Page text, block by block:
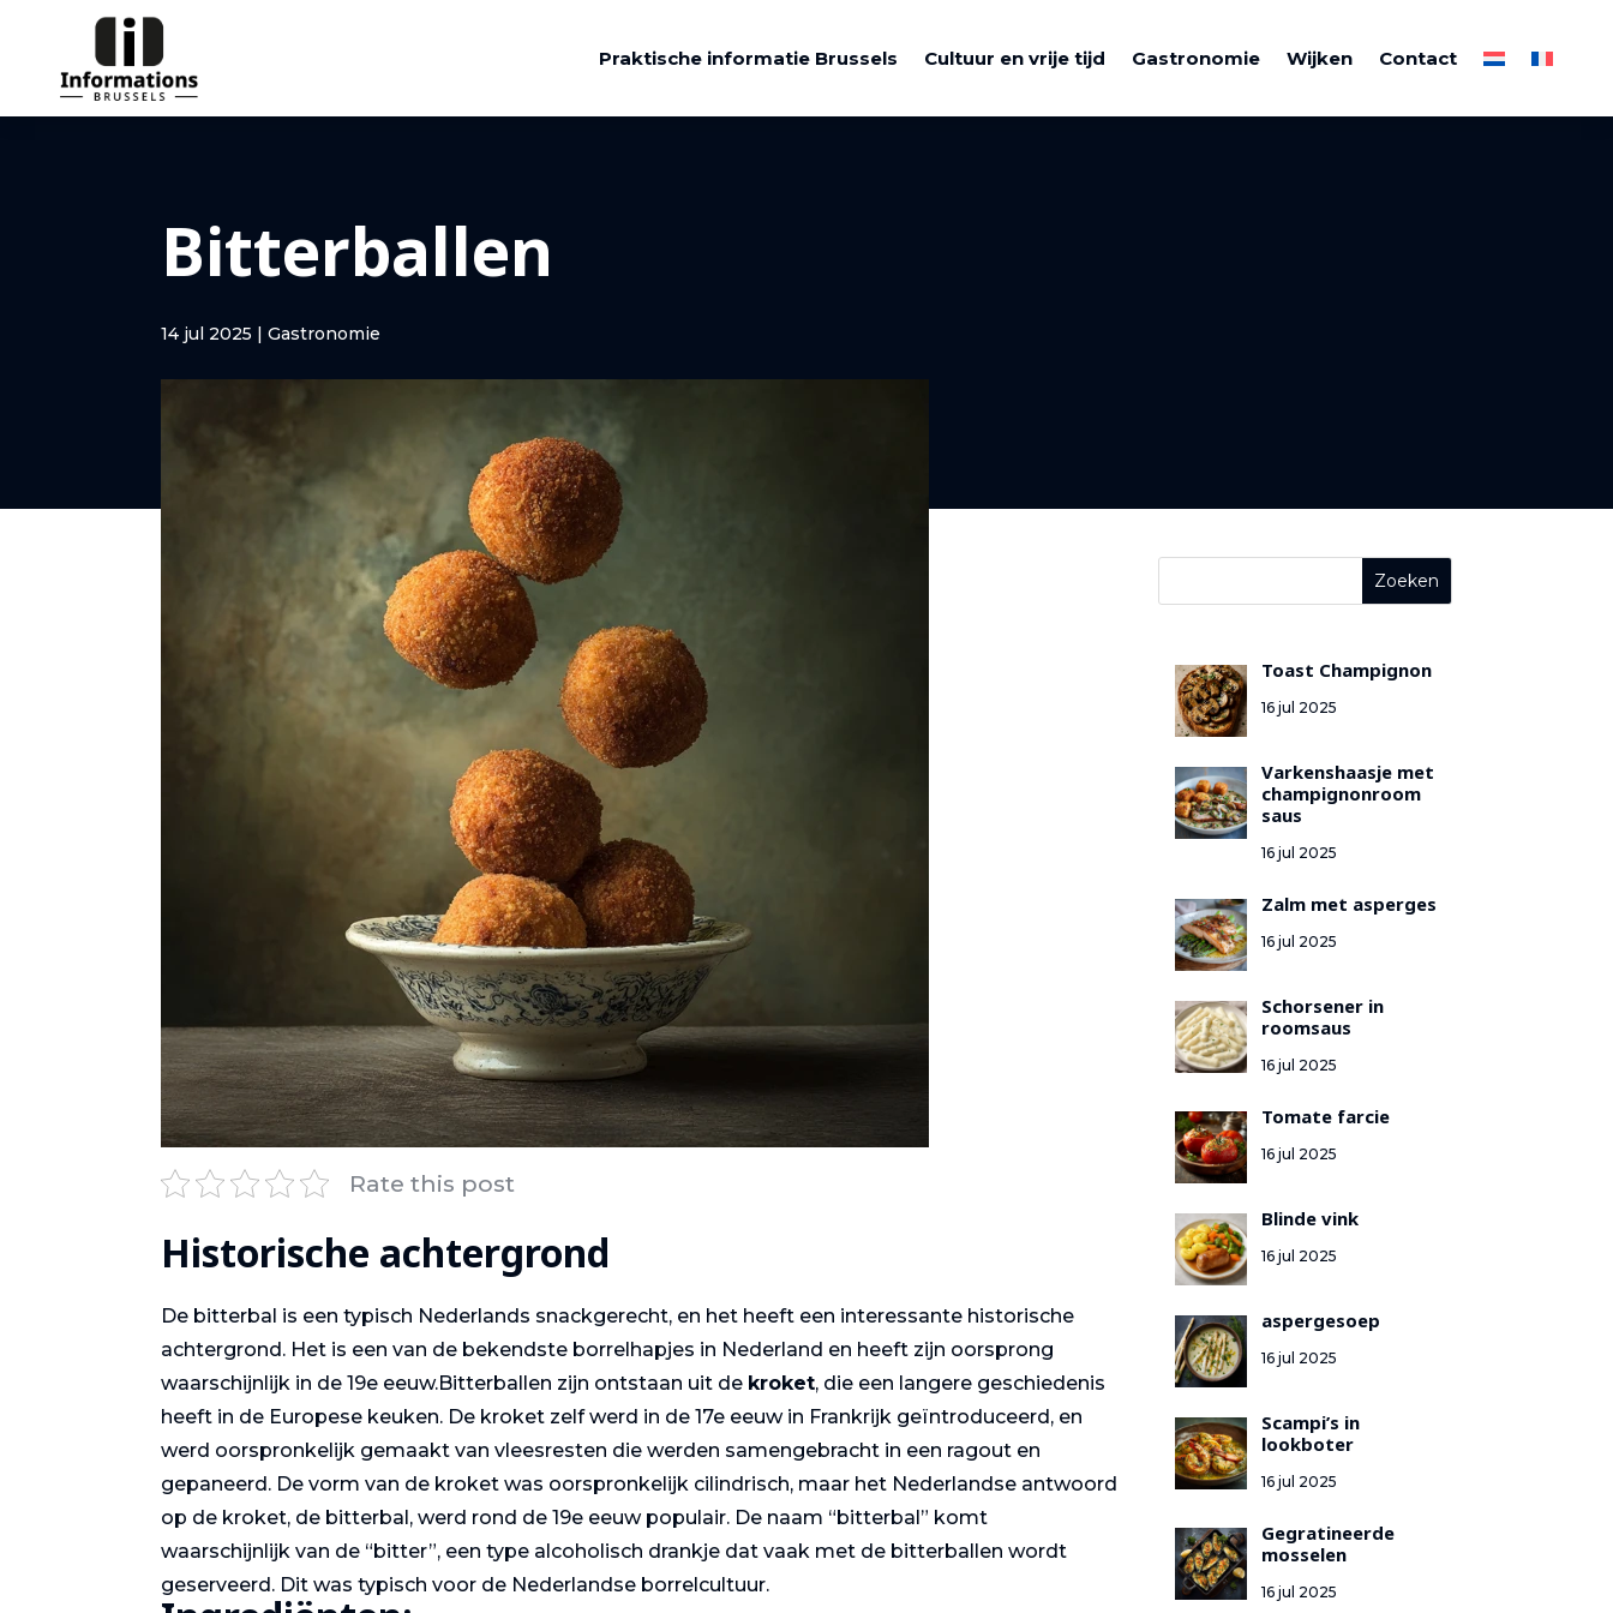
Praktische informatie Brussels Cultuur en vrije tijd Gastronomie Wijken Contact
Bitterballen
14 jul 2025 |Gastronomie
Rate this post
Historische achtergrond
De bitterbal is een typisch Nederlands snackgerecht, en het heeft een interessante historische
achtergrond. Het is een van de bekendste borrelhapjes in Nederland en heeft zijn oorsprong
waarschijnlijk in de 19e eeuw.Bitterballen zijn ontstaan uit de kroket, die een langere geschiedenis
heeft in de Europese keuken. De kroket zelf werd in de 17e eeuw in Frankrijk geïntroduceerd, en
werd oorspronkelijk gemaakt van vleesresten die werden samengebracht in een ragout en
gepaneerd. De vorm van de kroket was oorspronkelijk cilindrisch, maar het Nederlandse antwoord
op de kroket, de bitterbal, werd rond de 19e eeuw populair. De naam “bitterbal” komt
waarschijnlijk van de “bitter”, een type alcoholisch drankje dat vaak met de bitterballen wordt
geserveerd. Dit was typisch voor de Nederlandse borrelcultuur.
Toast Champignon
16 jul 2025
Varkenshaasje met
champignonroom
saus
16 jul 2025
Zalm met asperges
16 jul 2025
Schorsener in
roomsaus
16 jul 2025
Tomate farcie
16 jul 2025
Blinde vink
16 jul 2025
aspergesoep
16 jul 2025
Scampi’s in
lookboter
16 jul 2025
Gegratineerde
mosselen
16 jul 2025